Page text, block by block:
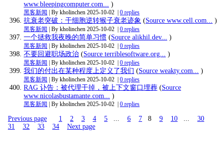
www.bleepingcomputer.com... )
黑客新闻 | By kholinchen 2025-10-02 0 replies
抗衰老突破：干细胞逆转猴子衰老迹象 (Source www.cell.com... )
黑客新闻 | By kholinchen 2025-10-02 0 replies
一个拯救我夜晚的简单习惯 (Source alikhil.dev... )
黑客新闻 | By kholinchen 2025-10-02 0 replies
不要回避职场政治 (Source terriblesoftware.org... )
黑客新闻 | By kholinchen 2025-10-02 0 replies
我们的付出在某种程度上定义了我们 (Source weakty.com... )
黑客新闻 | By kholinchen 2025-10-02 0 replies
RAG 讣告：被代理干掉，被上下文窗口埋葬 (Source
www.nicolasbustamante.com... )
黑客新闻 | By kholinchen 2025-10-02 0 replies
Previous page 1 2 3 4 5 ... 6 7 8 9 10 ...
30
31
32 33 34 Next page